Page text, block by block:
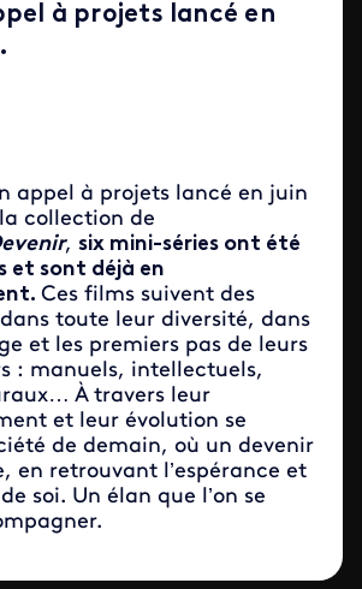
à projets lancé en
appel à projets lancé en juin
collection de
, six mini-séries ont été
et sont déjà en
Ces films suivent des
toute leur diversité, dans
et les premiers pas de leurs
: manuels, intellectuels,
À travers leur
et leur évolution se
de demain, où un devenir
en retrouvant l’espérance et
soi. Un élan que l’on se